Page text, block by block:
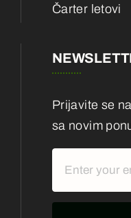
Čarter letovi
Prijavite se
sa novim